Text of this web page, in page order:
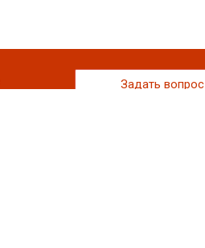
Задать вопрос